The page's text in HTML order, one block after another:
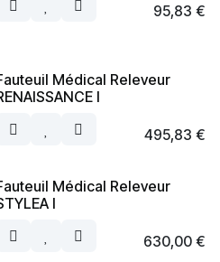
95,83 €
Médical Releveur
I
495,83 €
Médical Releveur
I
630,00€